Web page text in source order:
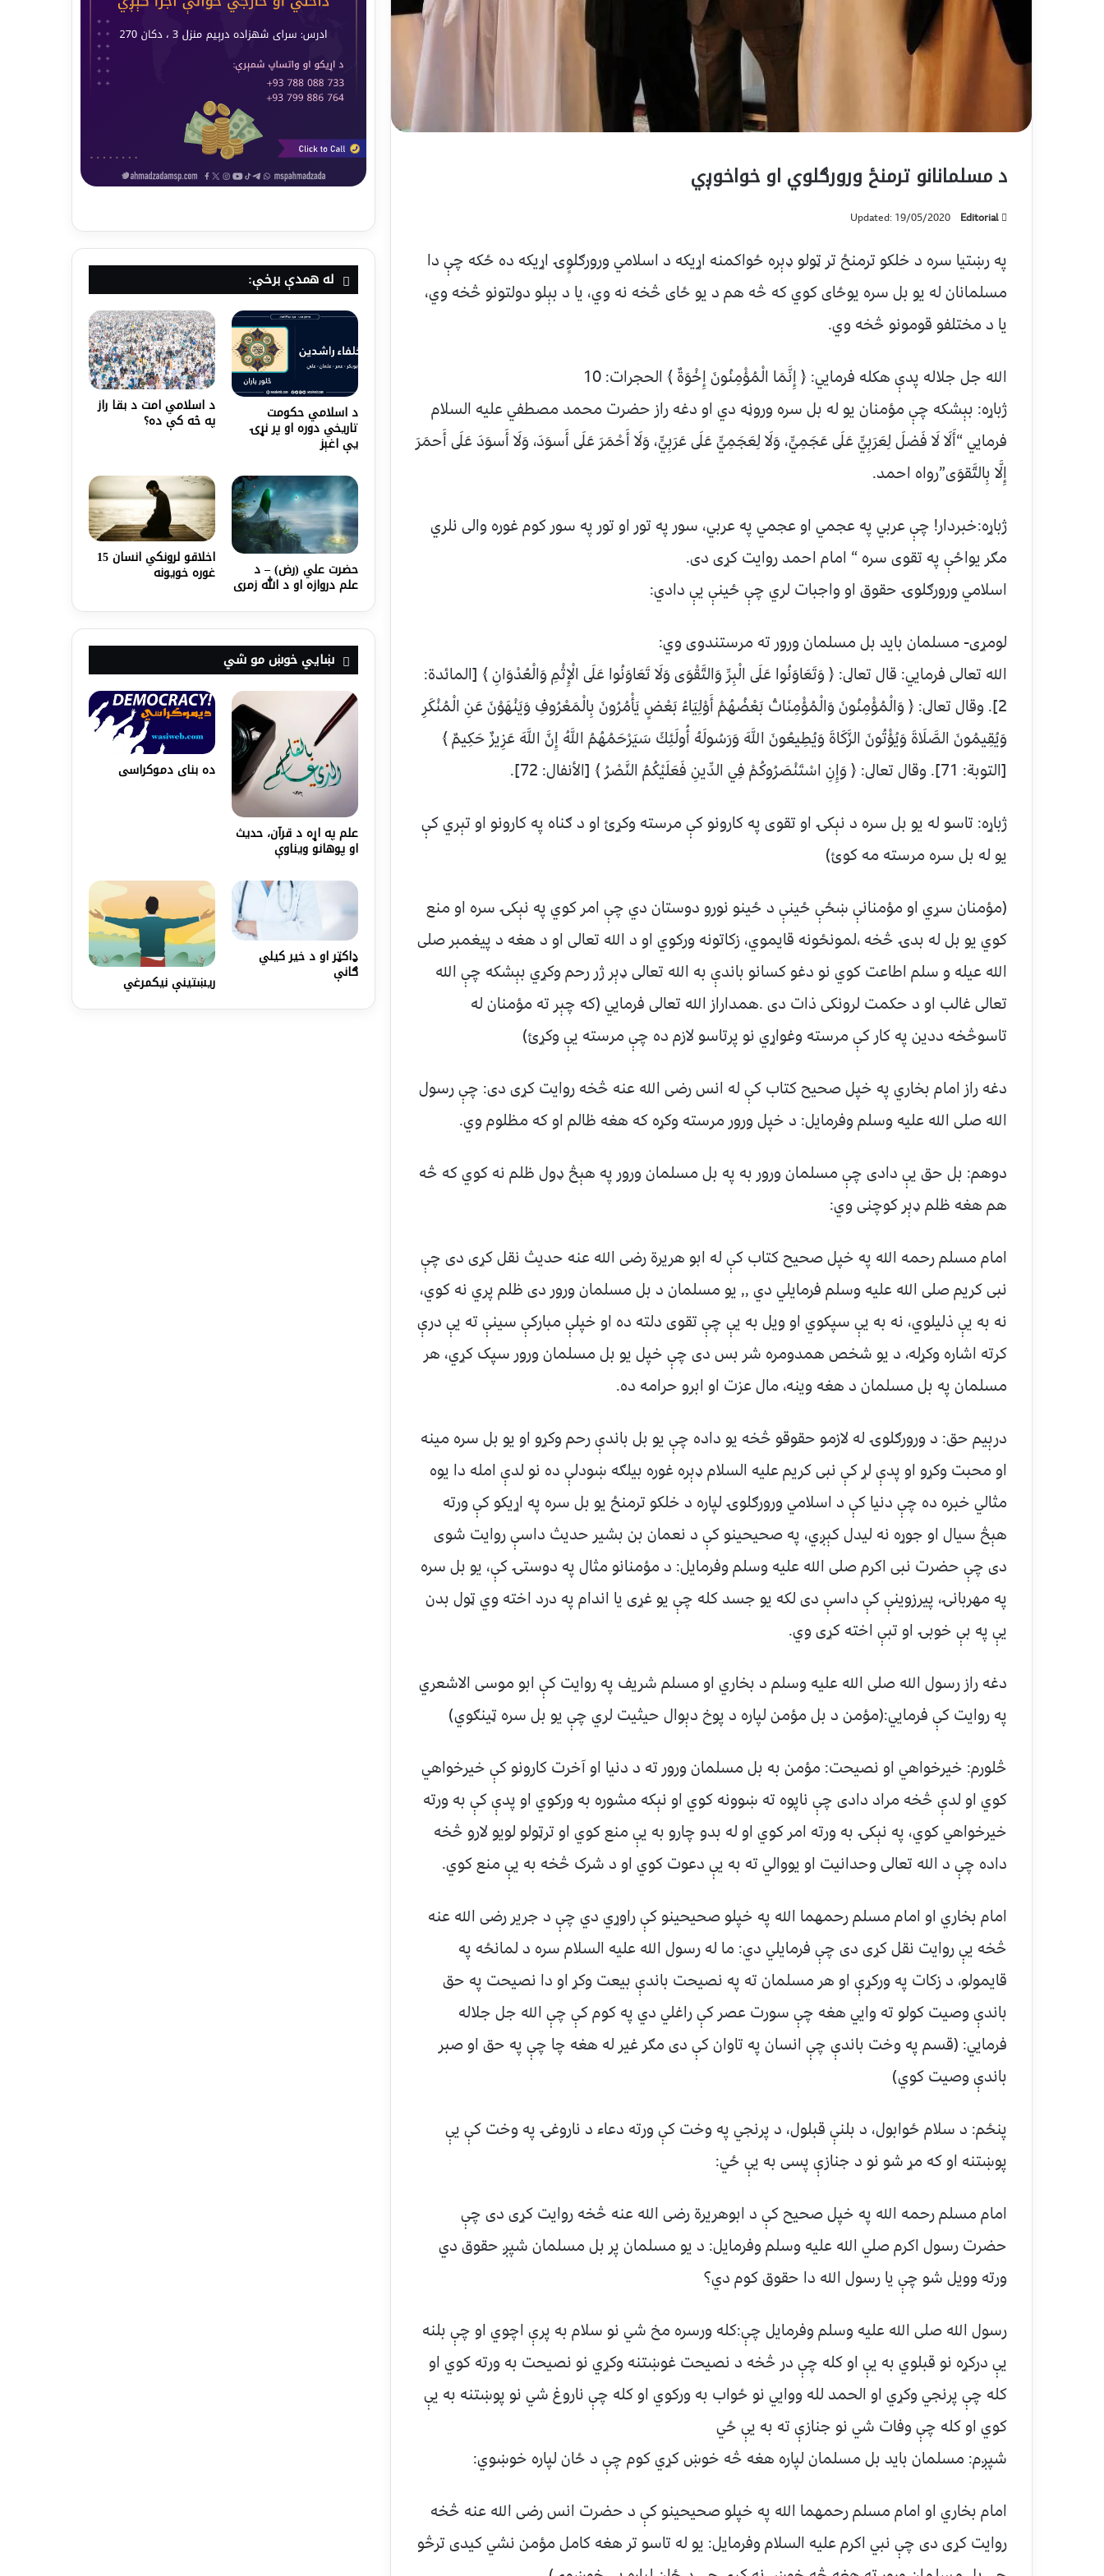
د مسلمانانو ترمنځ ورورګلوي او خواخوږي
Editorial
Updated: 19/05/2020
په رښتیا سره د خلکو ترمنځ تر ټولو ډېره ځواکمنه اړیکه د اسلامي ورورګلوٍۍ اړیکه ده ځکه چې دا
مسلمانان له یو بل سره یوځای کوي که څه هم د یو ځای څخه نه وي، یا د بېلو دولتونو څخه وي،
یا د مختلفو قومونو څخه وي.
الله جل جلاله پدې هکله فرمايي: ﴿ إِنَّمَا الْمُؤْمِنُونَ إِخْوَةٌ ﴾ الحجرات: 10
ژباړه: بېشکه چې مؤمنان یو له بل سره وروڼه دي او دغه راز حضرت محمد مصطفي علیه السلام
فرمايي “أَلَا لَا فَضلَ لِعَرَبِيٍّ عَلَى عَجَمِيٍّ، وَلَا لِعَجَمِيٍّ عَلَى عَرَبِيٍّ، وَلَا أَحْمَرَ عَلَى أَسوَدَ، وَلَا أَسوَدَ عَلَى أَحمَرَ
إِلَّا بِالتَّقوَى”رواه احمد.
ژباړه:خبردار! چې عربي په عجمي او عجمي په عربي، سور په تور او تور په سور کوم غوره والی نلري
مګر یواځې په تقوی سره “ امام احمد روایت کړی دی.
اسلامي ورورګلوۍ حقوق او واجبات لري چې ځينې يې دادي:
لومړی- مسلمان باید بل مسلمان ورور ته مرستندوی وي:
الله تعالی فرمایي: قال تعالى: ﴿ وَتَعَاوَنُوا عَلَى الْبِرِّ وَالتَّقْوَى وَلَا تَعَاوَنُوا عَلَى الْإِثْمِ وَالْعُدْوَانِ ﴾ [المائدة:
2]. وقال تعالى: ﴿ وَالْمُؤْمِنُونَ وَالْمُؤْمِنَاتُ بَعْضُهُمْ أَوْلِيَاءُ بَعْضٍ يَأْمُرُونَ بِالْمَعْرُوفِ وَيَنْهَوْنَ عَنِ الْمُنْكَرِ
وَيُقِيمُونَ الصَّلَاةَ وَيُؤْتُونَ الزَّكَاةَ وَيُطِيعُونَ اللَّهَ وَرَسُولَهُ أُولَئِكَ سَيَرْحَمُهُمُ اللَّهُ إِنَّ اللَّهَ عَزِيزٌ حَكِيمٌ ﴾
[التوبة: 71]. وقال تعالى: ﴿ وَإِنِ اسْتَنْصَرُوكُمْ فِي الدِّينِ فَعَلَيْكُمُ النَّصْرُ ﴾ [الأنفال: 72].
ژباړه: تاسو له یو بل سره د نېکۍ او تقوی په کارونو کې مرسته وکړئ او د ګناه په کارونو او تېري کې
يو له بل سره مرسته مه کوئ)
(مؤمنان سړي او مؤمنانې ښځې ځینې د ځینو نورو دوستان دي چې امر کوي په نېکۍ سره او منع
کوي یو بل له بدۍ څخه ،لمونځونه قایموي، زکاتونه ورکوي او د الله تعالی او د هغه د پیغمبر صلی
الله عیله و سلم اطاعت کوي نو دغو کسانو باندې به الله تعالی ډېر ژر رحم وکړي بېشکه چې الله
تعالی غالب او د حکمت لرونکی ذات دی .همداراز الله تعالی فرمايي (که چېر ته مؤمنان له
تاسوڅخه ددین په کار کې مرسته وغواړي نو پرتاسو لازم ده چې مرسته يې وکړئ)
دغه راز امام بخاري په خپل صحیح کتاب کې له انس رضی الله عنه څخه روایت کړی دی: چې رسول
الله صلی الله علیه وسلم وفرمایل: د خپل ورور مرسته وکړه که هغه ظالم او که مظلوم وي.
دوهم: بل حق يې دادی چې مسلمان ورور به په بل مسلمان ورور په هېڅ ډول ظلم نه کوي که څه
هم هغه ظلم ډېر‌ کوچنی وي:
امام مسلم رحمه الله په خپل صحیح کتاب کې له ابو هریرة رضی الله عنه حدیث نقل کړی دی چې
نبی کریم صلی الله علیه وسلم فرمایلي دي ,, یو مسلمان د بل مسلمان ورور دی ظلم پري نه کوي،
نه به یې ذلیلوي، نه به یې سپکوي او ویل به یې چې تقوی دلته ده او خپلې مبارکې سینې ته يې درې
کرته اشاره وکړله، د یو شخص همدومره شر بس دی چې خپل یو بل مسلمان ورور سپک کړي، هر
مسلمان په بل مسلمان د هغه وینه، مال عزت او ابرو حرامه ده.
درېیم حق: د ورورګلوۍ له لازمو حقوقو څخه یو داده چې یو بل باندې رحم وکړو او یو بل سره مینه
او محبت وکړو او پدې لړ کې نبی کریم علیه السلام ډېر‌ه غوره بیلګه ښودلې ده نو لدې امله دا یوه
مثالي خبره ده چې دنیا کې د اسلامي ورورګلوۍ لپاره د خلکو ترمنځ یو بل سره په اړیکو کې ورته
هېڅ سیال او جوړه نه لیدل کېږي، په صحیحینو کې د نعمان بن بشیر حدیث داسې روایت شوی
دی چې حضرت نبی اکرم صلی الله علیه وسلم وفرمایل: د مؤمنانو مثال په دوستۍ کې، یو بل سره
په مهربانۍ، پیرزوینې کې داسې دی لکه یو جسد کله چې یو غړی یا اندام په درد اخته وي ټول بدن
يې په بې خوبۍ او تبې اخته کړی وي.
دغه راز رسول الله صلی الله علیه وسلم د بخاري او مسلم شریف په روایت کې ابو موسی الاشعري
په روایت کې فرمایي:(مؤمن د بل مؤمن لپاره د پوخ دېوال حیثیت لري چې یو بل سره ټینګوي)
څلورم: خیرخواهي او نصیحت: مؤمن به بل مسلمان ورور ته د دنیا او آخرت کارونو کې خیرخواهي
کوي او لدې څخه مراد دادی چې ناپوه ته ښوونه کوي او نېکه مشوره به ورکوي او پدې کې به ورته
خیرخواهي کوي، په نېکۍ به ورته امر کوي او له بدو چارو به يې منع کوي او ترټولو لویو لارو څخه
داده چې د الله تعالی وحدانیت او یووالي ته به يې دعوت کوي او د شرک څخه به يې منع کوي.
امام بخاري او امام مسلم رحمهما الله په خپلو صحیحینو کې راوړي دي چې د جریر رضی الله عنه
څخه يې روایت نقل کړی دی چې فرمایلي دي: ما له رسول الله علیه السلام سره د لمانځه په
قایمولو، د زکات په ورکړې او هر مسلمان ته په نصیحت باندې بیعت وکړ او دا نصیحت په حق
باندې وصیت کولو ته وایي هغه چې سورت عصر کې راغلي دي په کوم کې چې الله جل جلاله
فرمایي: (قسم په وخت باندې چې انسان په تاوان کې دی مګر غیر له هغه چا چې په حق او صبر
باندې وصیت کوي)
پنځم: د سلام ځوابول، د بلنې قبلول، د پرنجي په وخت کې ورته دعاء د ناروغۍ په وخت کې يې
پوښتنه او که مړ شو نو د جنازې پسی به یې ځي:
امام مسلم رحمه الله په خپل صحیح کې د ابوهریرة رضی الله عنه څخه روایت کړی دی چې
حضرت رسول اکرم صلي الله علیه وسلم وفرمایل: د یو مسلمان پر بل مسلمان شپږ حقوق دي
ورته وویل شو چې یا رسول الله دا حقوق کوم دي؟
رسول الله صلی الله علیه وسلم وفرمایل چې:کله ورسره مخ شي نو سلام به پرې اچوي او چې بلنه
يې درکړه نو قبلوي به يې او کله چې در څخه د نصیحت غوښتنه وکړي نو نصیحت به ورته کوي او
کله چې پرنجي وکړي او الحمد لله ووايي نو ځواب به ورکوي او کله چې ناروغ شي نو پوښتنه به يې
کوي او کله چې وفات شي نو جنازې ته به يې ځي
شپږم: مسلمان باید بل مسلمان لپاره هغه څه خوښ کړي کوم چې د ځان لپاره خوښوي:
امام بخاري او امام مسلم رحمهما الله په خپلو صحیحینو کې د حضرت انس رضی الله عنه څخه
روایت کړی دی چې نبي اکرم علیه السلام وفرمایل: یو له تاسو تر هغه کامل مؤمن نشي کیدی ترڅو
له همدې برخې:
د اسلامي حکومت
تاریخي دوره او پر نړۍ
یې اغېز
د اسلامي امت د بقا راز
په څه کې ده؟
حضرت علي (رض) – د
علم دروازه او د الله زمری
اخلاقو لرونکي انسان 15
غوره خویونه
ښايي خوښ مو شي
علم په اړه د قرآن، حدیث
او پوهانو ویناوې
ده بنای دموکراسی
ډاكټر او د خير كیلي
ګانې ريښتينې نيكمرغي